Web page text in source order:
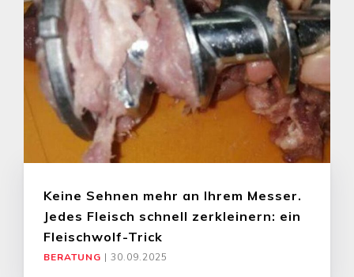
Keine Sehnen mehr an Ihrem Messer.
Jedes Fleisch schnell zerkleinern: ein
Fleischwolf-Trick
BERATUNG | 30.09.2025